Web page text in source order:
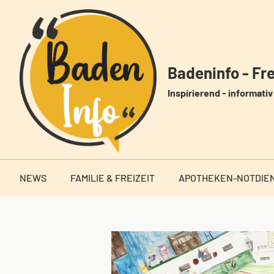
springen
Badeninfo -
Inspirierend -
NEWS FAMILIE & FREIZEIT APOTHEKEN-